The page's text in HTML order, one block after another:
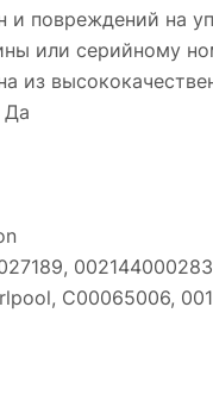
и повреждений на
или серийному
Да
C00065006,